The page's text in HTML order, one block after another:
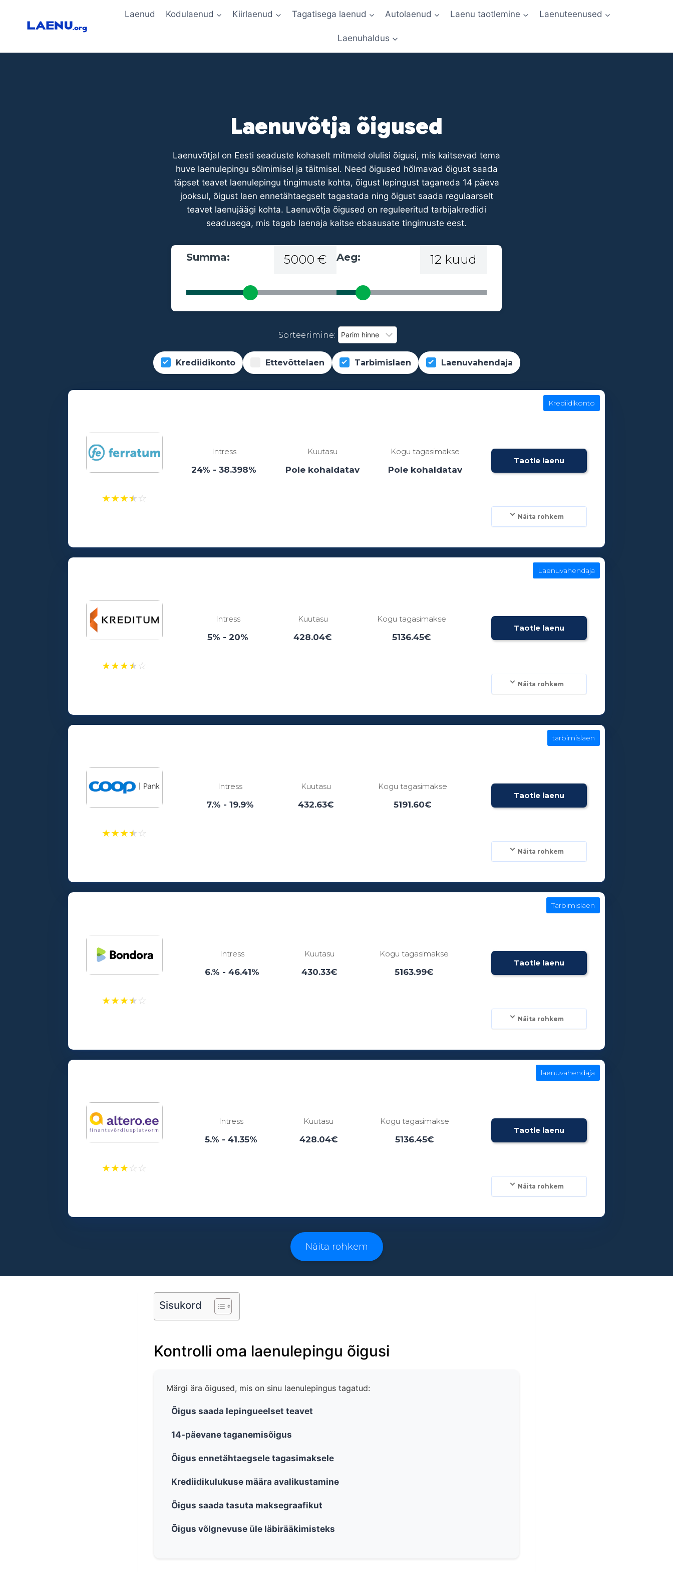
Laenud Kodulaenud Kiirlaenud Tagatisega laenud Autolaenud Laenu taotlemine Laenuteenused
Laenuhaldus
Laenuvõtja õigused
Laenuvõtjal on Eesti seaduste kohaselt mitmeid olulisi õigusi, mis kaitsevad tema
huve laenulepingu sõlmimisel ja täitmisel. Need õigused hõlmavad õigust saada
täpset teavet laenulepingu tingimuste kohta, õigust lepingust taganeda 14 päeva
jooksul, õigust laen ennetähtaegselt tagastada ning õigust saada regulaarselt
teavet laenujäägi kohta. Laenuvõtja õigused on reguleeritud tarbijakrediidi
seadusega, mis tagab laenaja kaitse ebaausate tingimuste eest.
Summa: 5000 € Aeg: 12 kuud
Sorteerimine:
Krediidikonto Ettevõttelaen Tarbimislaen Laenuvahendaja
★★★★☆
Intress
24% - 38.398%
Kuutasu
Pole kohaldatav
Kogu tagasimakse
Pole kohaldatav
Taotle laenu
Krediidikonto
Näita rohkem
18
★★★★☆
Intress
5% - 20%
Kuutasu
428.04€
Kogu tagasimakse
5136.45€
Taotle laenu
Laenuvahendaja
Näita rohkem
18
★★★★☆
Intress
7.% - 19.9%
Kuutasu
432.63€
Kogu tagasimakse
5191.60€
Taotle laenu
tarbimislaen
Näita rohkem
18
★★★★☆
Intress
6.% - 46.41%
Kuutasu
430.33€
Kogu tagasimakse
5163.99€
Taotle laenu
Tarbimislaen
Näita rohkem
18
★★★☆☆
Intress
5.% - 41.35%
Kuutasu
428.04€
Kogu tagasimakse
5136.45€
Taotle laenu
laenuvahendaja
Näita rohkem
3 - 96 kuud
Vanusepiirang:
Näita rohkem
Sisukord
Kontrolli oma laenulepingu õigusi
Märgi ära õigused, mis on sinu laenulepingus tagatud:
Õigus saada lepingueelset teavet
14-päevane taganemisõigus
Õigus ennetähtaegsele tagasimaksele
Krediidikulukuse määra avalikustamine
Õigus saada tasuta maksegraafikut
Õigus võlgnevuse üle läbirääkimisteks